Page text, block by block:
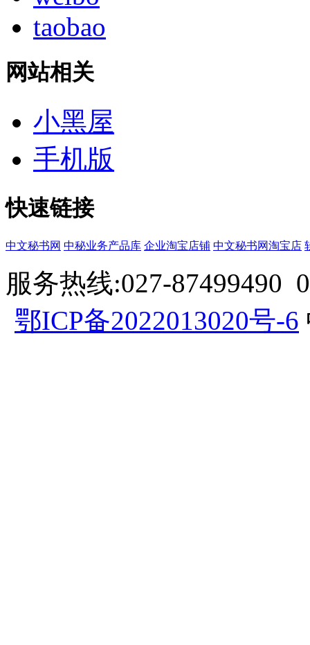
taobao
网站相关
小黑屋
手机版
快速链接
中文秘书网 中秘业务产品库 企业淘宝店铺 中文秘书网淘宝店
服务热线:027-87499490
鄂ICP备2022013020号-6